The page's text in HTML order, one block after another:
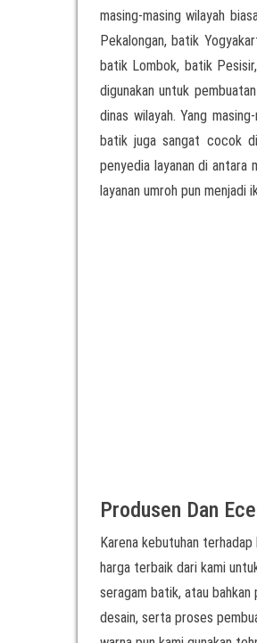
masing-masing wilayah
Pekalongan, batik
batik Lombok, batik
digunakan untuk
dinas wilayah. Yang
batik juga sangat cocok
penyedia layanan di antara
layanan umroh pun menjadi
Produsen Dan
Karena kebutuhan
harga terbaik dari kami
seragam batik, atau
desain, serta proses